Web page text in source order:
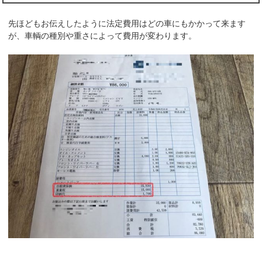
先ほどもお伝えしたように法定費用はどの車にもかかって来ます
が、車輌の種別や重さによって費用が変わります。